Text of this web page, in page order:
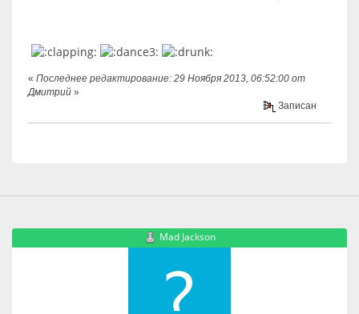
« Последнее редактирование: 29 Ноября 2013, 06:52:00 от
Дмитрий »
Записан
Mad Jackson